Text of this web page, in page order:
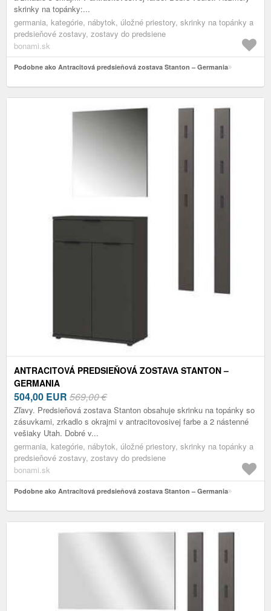
skrinky na topánky:...
germania, kategórie, nábytok, úložné priestory, skrinky na topánky a
predsieňové zostavy, zostavy do predsiene
bonami.sk
Podobne ako Antracitová predsieňová zostava Stanton – Germania
ANTRACITOVÁ PREDSIEŇOVÁ ZOSTAVA STANTON –
GERMANIA
504,00 EUR 569,00 €
Zľavy. Predsieňová zostava Stanton obsahuje skrinku na topánky so
zásuvkami, zrkadlo s okrajmi v antracitovosivej farbe a 2 nástenné
vešiaky Utah. Dobré v...
germania, kategórie, nábytok, úložné priestory, skrinky na topánky a
predsieňové zostavy, zostavy do predsiene
bonami.sk
Podobne ako Antracitová predsieňová zostava Stanton – Germania